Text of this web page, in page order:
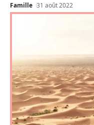
Famille 31 août 2022